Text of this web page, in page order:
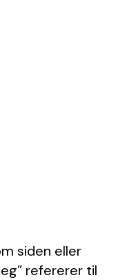
siden eller
refererer til